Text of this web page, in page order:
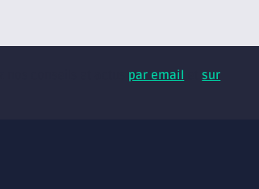
par email etsur